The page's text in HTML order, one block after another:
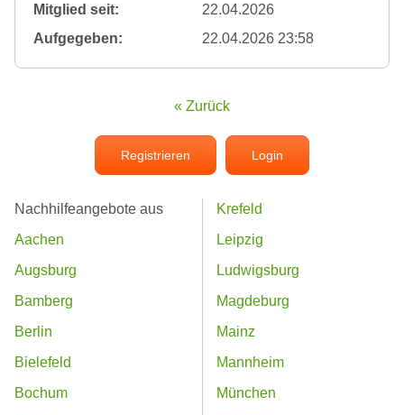
Mitglied seit:
22.04.2026
Aufgegeben:
22.04.2026 23:58
« Zurück
Registrieren Login
Nachhilfeangebote aus
Aachen
Augsburg
Bamberg
Berlin
Bielefeld
Bochum
Krefeld
Leipzig
Ludwigsburg
Magdeburg
Mainz
Mannheim
München